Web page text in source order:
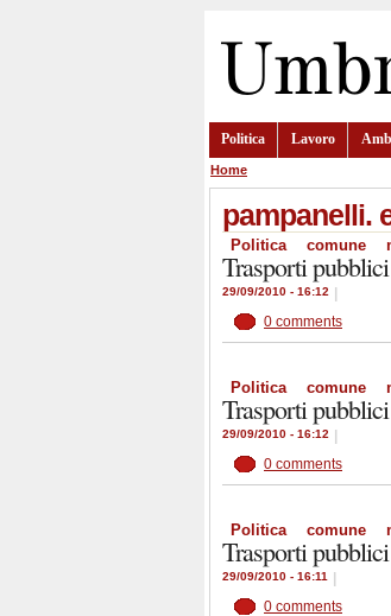
Politica Lavoro
Home
pampanelli.
Politica comune
Trasporti
29/09/2010 - 16:12
0 comments
Politica comune
Trasporti
29/09/2010 - 16:12
0 comments
Politica comune
Trasporti
29/09/2010 - 16:11
0 comments